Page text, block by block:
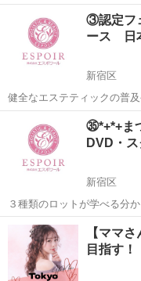
品等、多くの関係者によっ
日本エステティック協会で
を備えていると認定された
その他
③認定フ
ース 日
新宿区
健全なエステティックの普
品等、多くの関係者によっ
日本エステティック協会で
を備えていると認定された
その他
㉟*+*+ま
DVD・
新宿区
３種類のロットが学べる分かりやすい
着ロットとまつ毛カール液
き。 開業に必要な編集可能なエクセルデーターカルテをDVDでもらえ
るのでいつ
東京 新宿区 その他
【ママ
目指す